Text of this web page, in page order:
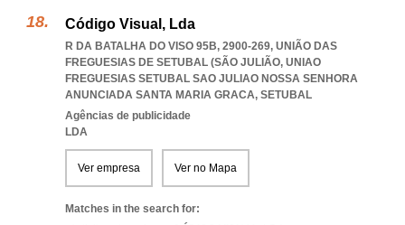
Código Visual, Lda
R DA BATALHA DO VISO 95B, 2900-269, UNIÃO DAS
FREGUESIAS DE SETUBAL (SÃO JULIÃO, UNIAO
FREGUESIAS SETUBAL SAO JULIAO NOSSA SENHORA
ANUNCIADA SANTA MARIA GRACA, SETUBAL
Agências de publicidade
LDA
Ver empresa Ver no Mapa
Matches in the search for: